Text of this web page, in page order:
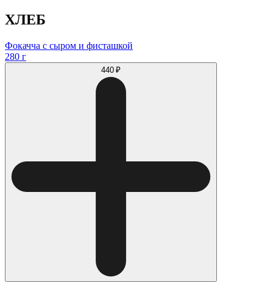
ХЛЕБ
Фокачча с сыром и фисташкой
280 г
440 ₽